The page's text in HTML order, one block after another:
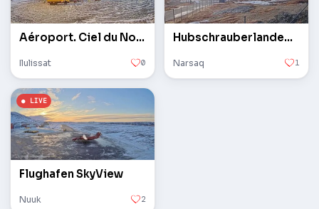
Aéroport. Ciel du Nord
Ilulissat 0
Hubschrauberlandeplatz
Narsaq 1
Flughafen SkyView
Nuuk 2